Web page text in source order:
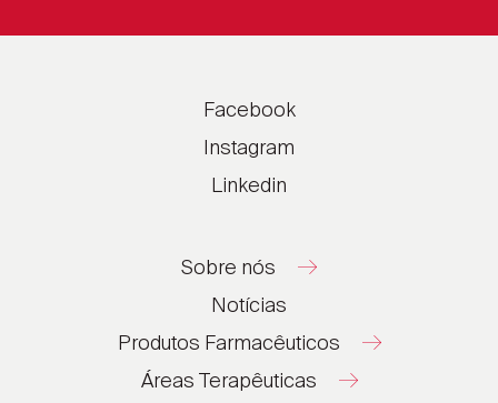
Facebook
Instagram
Linkedin
Sobre nós
Notícias
Produtos Farmacêuticos
Áreas Terapêuticas